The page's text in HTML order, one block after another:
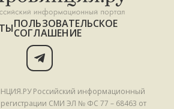
ПОЛЬЗОВАТЕЛЬСКОЕ
СОГЛАШЕНИЕ
Российский информационный
регистрации СМИ ЭЛ № ФС 77 – 68463 от